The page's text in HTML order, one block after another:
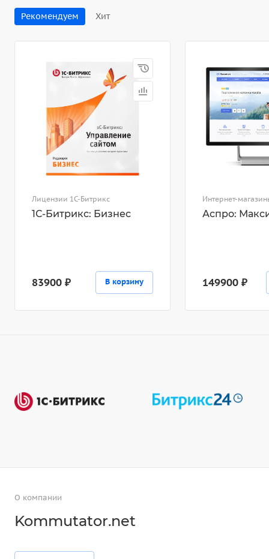
Рекомендуем Хит
Лицензии 1С-Битрикс
1С-Битрикс: Бизнес
83900 ₽ В корзину
Интернет-
Аспро:
149900 ₽
О компании
Kommutator.net